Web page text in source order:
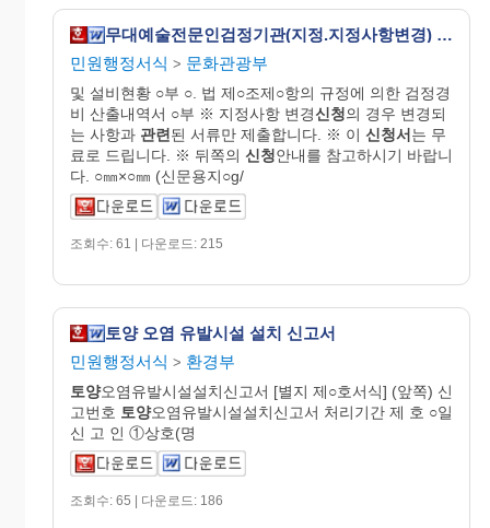
무대예술전문인검정기관(지정.지정사항변경) 신청서
민원행정서식 > 문화관광부
및 설비현황 ○부 ○. 법 제○조제○항의 규정에 의한 검정경
비 산출내역서 ○부 ※ 지정사항 변경신청의 경우 변경되
는 사항과 관련된 서류만 제출합니다. ※ 이 신청서는 무
료로 드립니다. ※ 뒤쪽의 신청안내를 참고하시기 바랍니
다. ○㎜×○㎜ (신문용지○g/
조회수: 61 | 다운로드: 215
토양 오염 유발시설 설치 신고서
민원행정서식 > 환경부
토양오염유발시설설치신고서 [별지 제○호서식] (앞쪽) 신
고번호 토양오염유발시설설치신고서 처리기간 제 호 ○일
신 고 인 ①상호(명
조회수: 65 | 다운로드: 186